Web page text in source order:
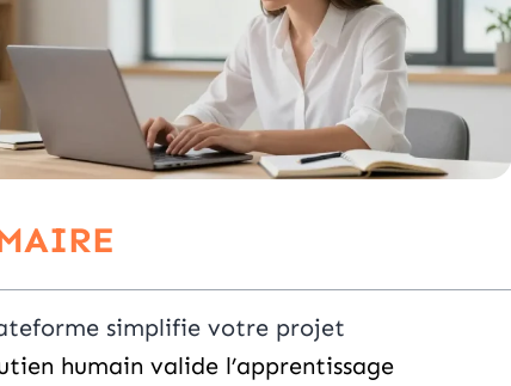
simplifie votre projet
humain valide l’apprentissage